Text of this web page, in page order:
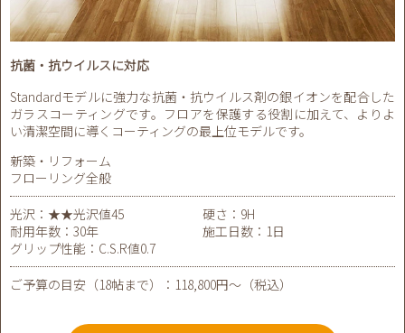
抗菌・抗ウイルスに対応
Standardモデルに強力な抗菌・抗ウイルス剤の銀イオンを配合した
ガラスコーティングです。フロアを保護する役割に加えて、よりよ
い清潔空間に導くコーティングの最上位モデルです。
新築・リフォーム
フローリング全般
光沢：★★光沢値45
硬さ：9H
耐用年数：30年
施工日数：1日
グリップ性能：C.S.R値0.7
ご予算の目安（18帖まで）：118,800円～（税込）